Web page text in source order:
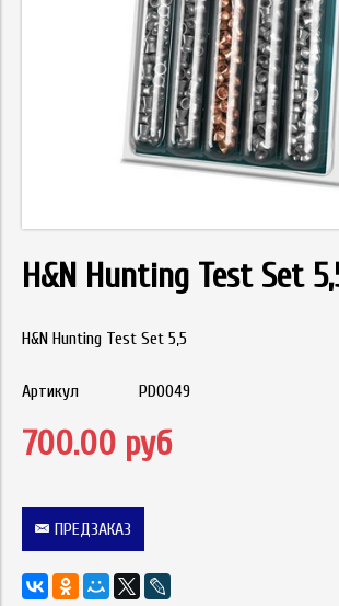
H&N Hunting Test Set
H&N Hunting Test Set 5,5
Артикул PD0049
700.00 руб
ПРЕДЗАКАЗ